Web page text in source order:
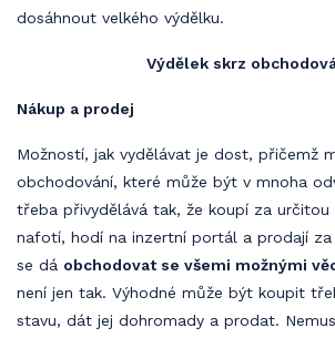
dosáhnout velkého výdělku.
Výdělek skrz
Nákup a prodej
Možností, jak vydělávat je dost, přičemž
obchodování, které může být v mnoha
třeba přivydělává tak, že koupí za
nafotí, hodí na inzertní portál a prodají za
se dá obchodovat se všemi možnými
není jen tak. Výhodné může být koupit
stavu, dát jej dohromady a prodat.